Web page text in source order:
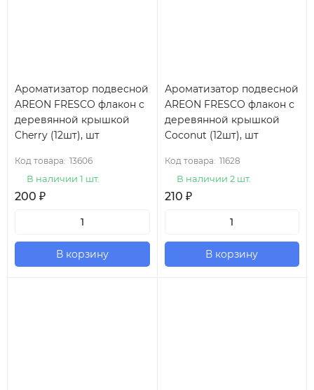
Ароматизатор подвесной
AREON FRESCO флакон с
деревянной крышкой
Cherry (12шт), шт
Код товара: 13606
В наличии 1 шт.
200 ₽
В корзину
Ароматизатор подвесной
AREON FRESCO флакон с
деревянной крышкой
Coconut (12шт), шт
Код товара: 11628
В наличии 2 шт.
210 ₽
В корзину